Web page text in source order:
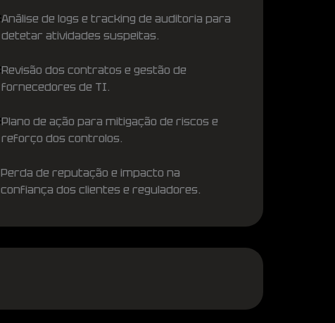
Análise de logs e tracking de auditoria para
detetar atividades suspeitas.
Revisão dos contratos e gestão de
fornecedores de TI.
Plano de ação para mitigação de riscos e
reforço dos controlos.
Perda de reputação e impacto na
confiança dos clientes e reguladores.